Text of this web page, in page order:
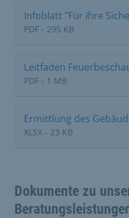
Infoblatt "Für Ihre
PDF - 295 KB
Leitfaden
PDF - 1 MB
Ermittlung des
XLSX - 23 KB
Dokumente zu